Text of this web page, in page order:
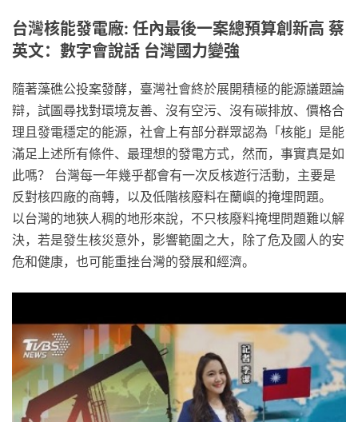
台灣核能發電廠: 任內最後一案總預算創新高 蔡
英文：數字會說話 台灣國力變強
隨著藻礁公投案發酵，臺灣社會終於展開積極的能源議題論
辯，試圖尋找對環境友善、沒有空污、沒有碳排放、價格合
理且發電穩定的能源，社會上有部分群眾認為「核能」是能
滿足上述所有條件、最理想的發電方式，然而，事實真是如
此嗎？ 台灣每一年幾乎都會有一次反核遊行活動，主要是
反對核四廠的商轉，以及低階核廢料在蘭嶼的掩埋問題。
以台灣的地狹人稠的地形來說，不只核廢料掩埋問題難以解
決，若是發生核災意外，影響範圍之大，除了危及國人的安
危和健康，也可能重挫台灣的發展和經濟。